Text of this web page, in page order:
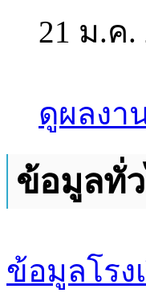
21 ม.ค.
ดูผลงา
ข้อมูลทั่
ข้อมูลโรง